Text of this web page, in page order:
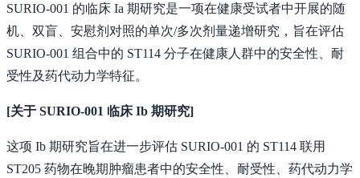
SURIO-001 的临床 Ia 期研究是一项在健康受试者中开展的随
机、双盲、安慰剂对照的单次/多次剂量递增研究，旨在评估
SURIO-001 组合中的 ST114 分子在健康人群中的安全性、耐
受性及药代动力学特征。
[关于 SURIO-001 临床 Ib 期研究]
这项 Ib 期研究旨在进一步评估 SURIO-001 的 ST114 联用
ST205 药物在晚期肿瘤患者中的安全性、耐受性、药代动力学